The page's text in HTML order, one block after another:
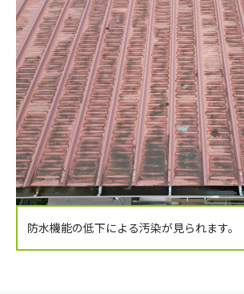
防水機能の低下による汚染が見られます。